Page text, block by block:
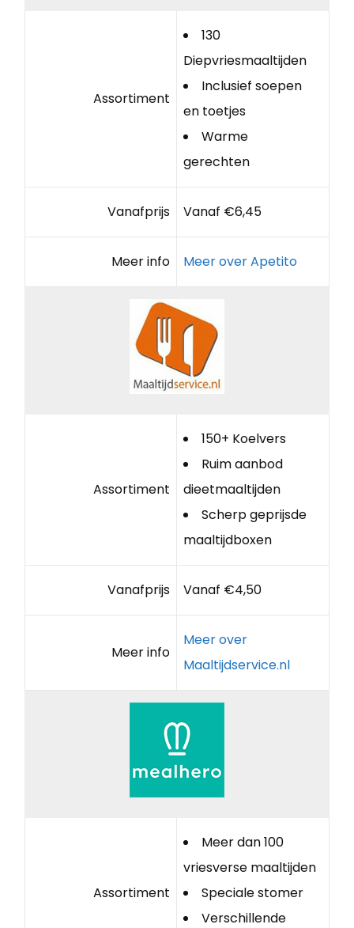
Assortiment
130
Diepvriesmaaltijden
Inclusief soepen
en toetjes
Warme
gerechten
Vanafprijs Vanaf €6,45
Meer info Meer over Apetito
Assortiment
150+ Koelvers
Ruim aanbod
dieetmaaltijden
Scherp geprijsde
maaltijdboxen
Vanafprijs Vanaf €4,50
Meer info
Meer over
Maaltijdservice.nl
Assortiment
Meer dan 100
vriesverse maaltijden
Speciale stomer
Verschillende